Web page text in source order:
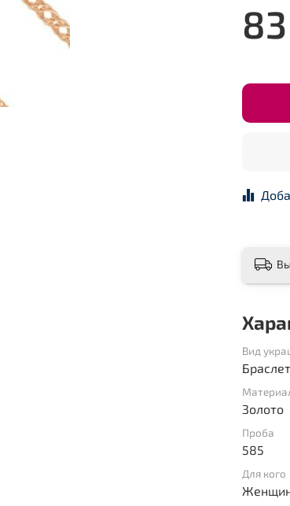
Вид
Золото
Проба
585
Для кого